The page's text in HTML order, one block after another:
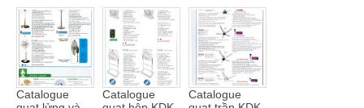
Catalogue
Catalogue
Catalogue